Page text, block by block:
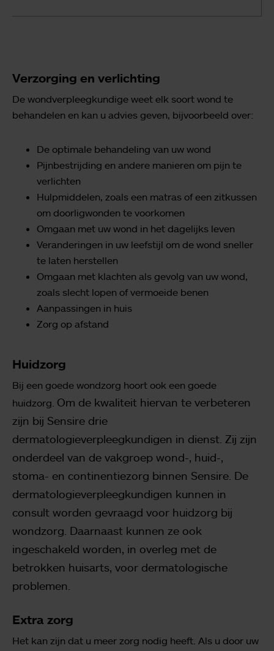
Verzorging en verlichting
De wondverpleegkundige weet elk soort wond te
behandelen en kan u advies geven, bijvoorbeeld over:
De optimale behandeling van uw wond
Pijnbestrijding en andere manieren om pijn te
verlichten
Hulpmiddelen, zoals een matras of een zitkussen
om doorligwonden te voorkomen
Omgaan met uw wond in het dagelijks leven
Veranderingen in uw leefstijl om de wond sneller
te laten herstellen
Omgaan met klachten als gevolg van uw wond,
zoals slecht lopen of vermoeide benen
Aanpassingen in huis
Zorg op afstand
Huidzorg
Bij een goede wondzorg hoort ook een goede
huidzorg. Om de kwaliteit hiervan te verbeteren
zijn bij Sensire drie
dermatologieverpleegkundigen in dienst. Zij zijn
onderdeel van de vakgroep wond-, huid-,
stoma- en continentiezorg binnen Sensire. De
dermatologieverpleegkundigen kunnen in
consult worden gevraagd voor huidzorg bij
wondzorg. Daarnaast kunnen ze ook
ingeschakeld worden, in overleg met de
betrokken huisarts, voor dermatologische
problemen.
Extra zorg
Het kan zijn dat u meer zorg nodig heeft. Als u door uw